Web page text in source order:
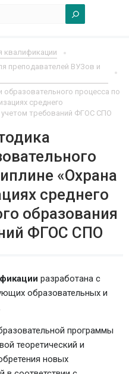
преподавателей ВУЗов и
процесса по
среднего
требований ФГОС СПО
«Охрана
среднего
образования
ФГОС СПО
разработана с
образовательных и
программы
теоретический и
новых